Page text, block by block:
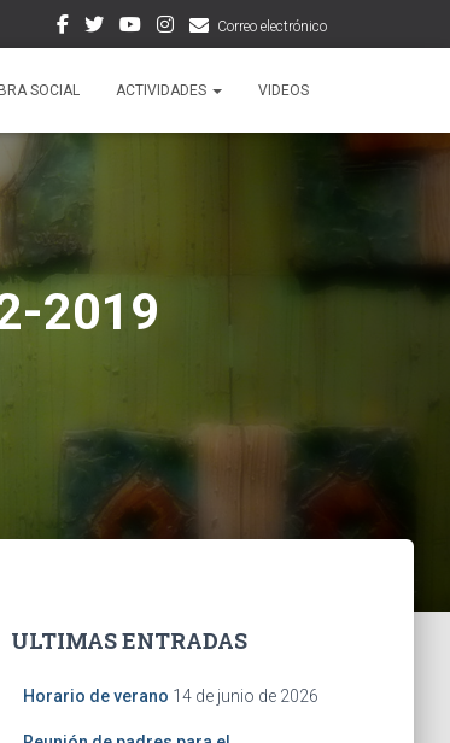
Correo electrónico
SOCIAL ACTIVIDADES VIDEOS
2019
ULTIMAS ENTRADAS
Horario de verano 14 de junio de 2026